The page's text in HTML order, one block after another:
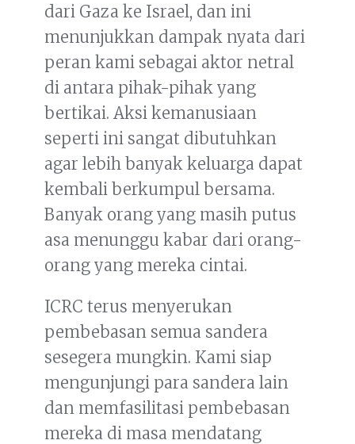
dari Gaza ke Israel, dan ini
menunjukkan dampak nyata dari
peran kami sebagai aktor netral
di antara pihak-pihak yang
bertikai. Aksi kemanusiaan
seperti ini sangat dibutuhkan
agar lebih banyak keluarga dapat
kembali berkumpul bersama.
Banyak orang yang masih putus
asa menunggu kabar dari orang-
orang yang mereka cintai.
ICRC terus menyerukan
pembebasan semua sandera
sesegera mungkin. Kami siap
mengunjungi para sandera lain
dan memfasilitasi pembebasan
mereka di masa mendatang